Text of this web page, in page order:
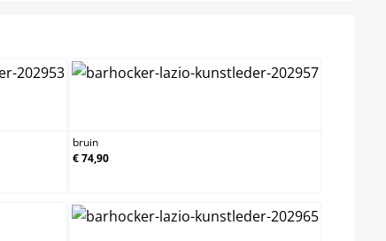
bruin
€ 74,90